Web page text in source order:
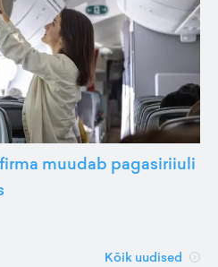
muudab pagasiriiuli
Kõik uudised